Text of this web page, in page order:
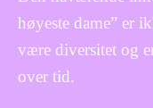
høyeste dame” er
være diversitet og
over tid.